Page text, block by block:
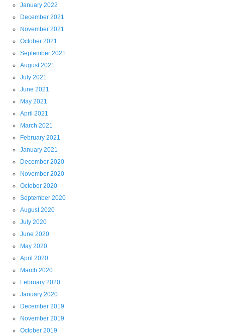
January 2022
December 2021
November 2021
October 2021
September 2021
August 2021
July 2021
June 2021
May 2021
April 2021
March 2021
February 2021
January 2021
December 2020
November 2020
October 2020
September 2020
August 2020
July 2020
June 2020
May 2020
April 2020
March 2020
February 2020
January 2020
December 2019
November 2019
October 2019